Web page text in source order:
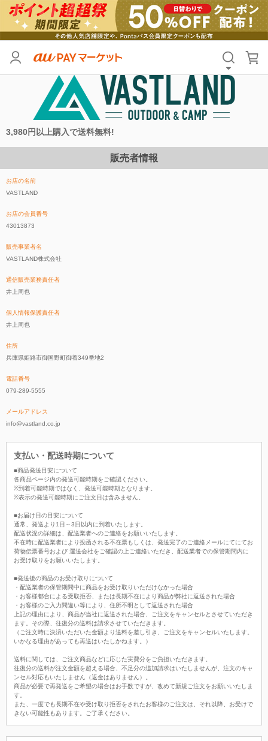
3,980円以上購入で送料無料!
販売者情報
お店の名前
VASTLAND
お店の会員番号
43013873
販売事業者名
VASTLAND株式会社
通信販売業務責任者
井上周也
個人情報保護責任者
井上周也
住所
兵庫県姫路市御国野町御着349番地2
電話番号
079-289-5555
メールアドレス
info@vastland.co.jp
支払い・配送時期について
■商品発送目安について
各商品ページ内の発送可能時期をご確認ください。
※到着可能時期ではなく、発送可能時期となります。
※表示の発送可能時期にご注文日は含みません。
■お届け日の目安について
通常、発送より1日～3日以内に到着いたします。
配送状況の詳細は、配送業者へのご連絡をお願いいたします。
不在時に配送業者により投函される不在票もしくは、発送完了のご連絡メールにてにてお
荷物伝票番号および 運送会社をご確認の上ご連絡いただき、配送業者での保管期間内に
お受け取りをお願いいたします。
■発送後の商品のお受け取りについて
・配送業者の保管期間中に商品をお受け取りいただけなかった場合
・お客様都合による受取拒否、または長期不在により商品が弊社に返送された場合
・お客様のご入力間違い等により、住所不明として返送された場合
上記の理由により、商品が当社に返送された場合、ご注文をキャンセルとさせていただき
ます。その際、往復分の送料は請求させていただきます。
（ご注文時に決済いただいた金額より送料を差し引き、ご注文をキャンセルいたします。
いかなる理由があっても再送はいたしかねます。）
送料に関しては、ご注文商品などに応じた実費分をご負担いただきます。
往復分の送料が注文金額を超える場合、不足分の追加請求はいたしませんが、注文のキャ
ンセル対応もいたしません（返金はありません）。
商品が必要で再発送をご希望の場合はお手数ですが、改めて新規ご注文をお願いいたしま
す。
また、一度でも長期不在や受け取り拒否をされたお客様のご注文は、それ以降、お受けで
きない可能性もあります。ご了承ください。